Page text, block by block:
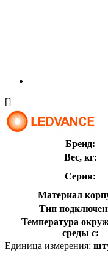
[]
Бренд:
Вес, кг:
Серия:
Материал
Тип
Температура
среды с:
Единица измерения: